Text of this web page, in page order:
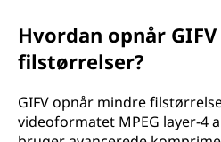
Hvordan opnår
filstørrelser?
GIFV opnår mindre
videoformatet MPEG layer-4